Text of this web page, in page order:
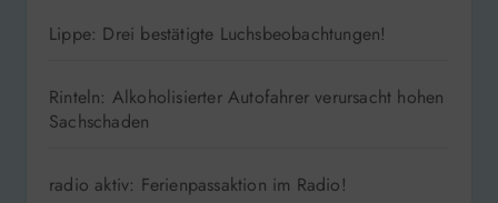
Lippe: Drei bestätigte Luchsbeobachtungen!
Rinteln: Alkoholisierter Autofahrer verursacht hohen
Sachschaden
radio aktiv: Ferienpassaktion im Radio!